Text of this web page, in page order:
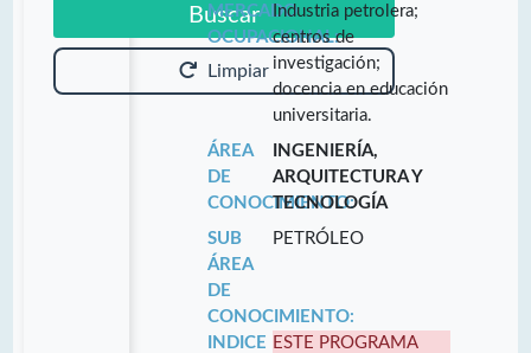
Buscar
Limpiar
MERCADO
OCUPACIONAL:
Industria petrolera;
centros de
investigación;
docencia en educación
universitaria.
ÁREA
DE
CONOCIMIENTO:
INGENIERÍA,
ARQUITECTURA Y
TECNOLOGÍA
SUB
ÁREA
DE
CONOCIMIENTO:
PETRÓLEO
INDICE ESTE PROGRAMA